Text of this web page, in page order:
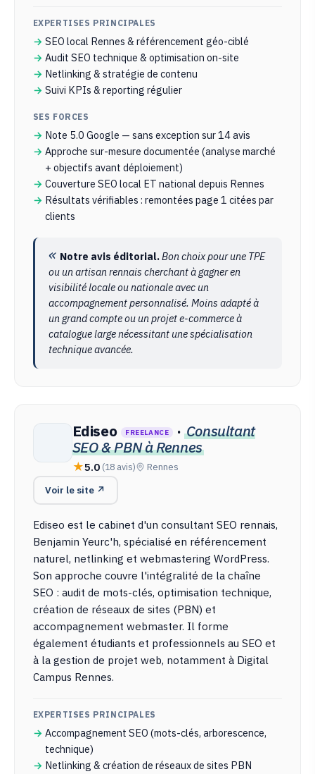
EXPERTISES PRINCIPALES
SEO local Rennes & référencement géo-ciblé
Audit SEO technique & optimisation on-site
Netlinking & stratégie de contenu
Suivi KPIs & reporting régulier
SES FORCES
Note 5.0 Google — sans exception sur 14 avis
Approche sur-mesure documentée (analyse marché
+ objectifs avant déploiement)
Couverture SEO local ET national depuis Rennes
Résultats vérifiables : remontées page 1 citées par
clients
Notre avis éditorial.Bon choix pour une TPE
ou un artisan rennais cherchant à gagner en
visibilité locale ou nationale avec un
accompagnement personnalisé. Moins adapté à
un grand compte ou un projet e-commerce à
catalogue large nécessitant une spécialisation
technique avancée.
Ediseo FREELANCE ·Consultant
SEO & PBN à Rennes
5.0 (18 avis) Rennes
Voir le site ↗
Ediseo est le cabinet d'un consultant SEO rennais,
Benjamin Yeurc'h, spécialisé en référencement
naturel, netlinking et webmastering WordPress.
Son approche couvre l'intégralité de la chaîne
SEO : audit de mots-clés, optimisation technique,
création de réseaux de sites (PBN) et
accompagnement webmaster. Il forme
également étudiants et professionnels au SEO et
à la gestion de projet web, notamment à Digital
Campus Rennes.
EXPERTISES PRINCIPALES
Accompagnement SEO (mots-clés, arborescence,
technique)
Netlinking & création de réseaux de sites PBN